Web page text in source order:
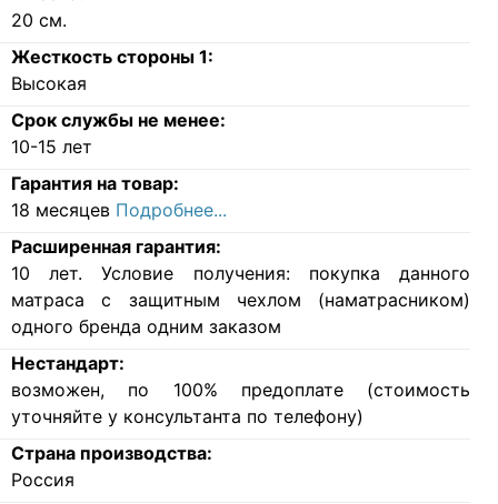
20 см.
Жесткость стороны 1:
Высокая
Срок службы не менее:
10-15 лет
Гарантия на товар:
18 месяцев Подробнее...
Расширенная гарантия:
10 лет. Условие получения: покупка данного
матраса с защитным чехлом (наматрасником)
одного бренда одним заказом
Нестандарт:
возможен, по 100% предоплате (стоимость
уточняйте у консультанта по телефону)
Страна производства:
Россия